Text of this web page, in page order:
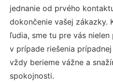
jednanie od prvého
dokončenie vašej zákazky.
ľudia, sme tu pre vás
v prípade riešenia
vždy berieme vážne a
spokojnosti.